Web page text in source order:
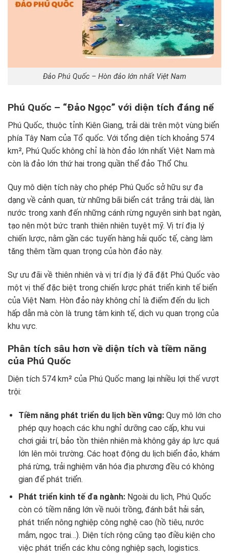
Đảo Phú Quốc – Hòn đảo lớn nhất Việt Nam
Phú Quốc – “Đảo Ngọc” với diện tích đáng nể
Phú Quốc, thuộc tỉnh Kiên Giang, trải dài trên một vùng biển
phía Tây Nam của Tổ quốc. Với tổng diện tích khoảng 574
km², Phú Quốc không chỉ là hòn đảo lớn nhất Việt Nam mà
còn là đảo lớn thứ hai trong quần thể đảo Thổ Chu.
Quy mô diện tích này cho phép Phú Quốc sở hữu sự đa
dạng về cảnh quan, từ những bãi biển cát trắng trải dài, làn
nước trong xanh đến những cánh rừng nguyên sinh bạt ngàn,
tạo nên một bức tranh thiên nhiên tuyệt mỹ. Vị trí địa lý
chiến lược, nằm gần các tuyến hàng hải quốc tế, càng làm
tăng thêm tầm quan trọng của hòn đảo này.
Sự ưu đãi về thiên nhiên và vị trí địa lý đã đặt Phú Quốc vào
một vị thế đặc biệt trong chiến lược phát triển kinh tế biển
của Việt Nam. Hòn đảo này không chỉ là điểm đến du lịch
hấp dẫn mà còn là trung tâm kinh tế, dịch vụ quan trọng của
khu vực.
Phân tích sâu hơn về diện tích và tiềm năng
của Phú Quốc
Diện tích 574 km² của Phú Quốc mang lại nhiều lợi thế vượt
trội:
Tiềm năng phát triển du lịch bền vững:Quy mô lớn cho
phép quy hoạch các khu nghỉ dưỡng cao cấp, khu vui
chơi giải trí, bảo tồn thiên nhiên mà không gây áp lực quá
lớn lên môi trường. Các hoạt động du lịch biển đảo, khám
phá rừng, trải nghiệm văn hóa địa phương đều có không
gian để phát triển.
Phát triển kinh tế đa ngành:Ngoài du lịch, Phú Quốc
còn có tiềm năng lớn về nuôi trồng, đánh bắt hải sản,
phát triển nông nghiệp công nghệ cao (hồ tiêu, nước
mắm, ngọc trai…). Diện tích rộng cũng tạo điều kiện cho
việc phát triển các khu công nghiệp sạch, logistics.